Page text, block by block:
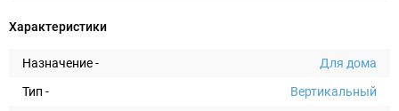
Характеристики
Назначение -
Для дома
Тип -
Вертикальный